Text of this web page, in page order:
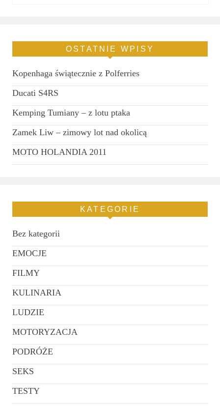
OSTATNIE WPISY
Kopenhaga świątecznie z Polferries
Ducati S4RS
Kemping Tumiany – z lotu ptaka
Zamek Liw – zimowy lot nad okolicą
MOTO HOLANDIA 2011
KATEGORIE
Bez kategorii
EMOCJE
FILMY
KULINARIA
LUDZIE
MOTORYZACJA
PODRÓŻE
SEKS
TESTY